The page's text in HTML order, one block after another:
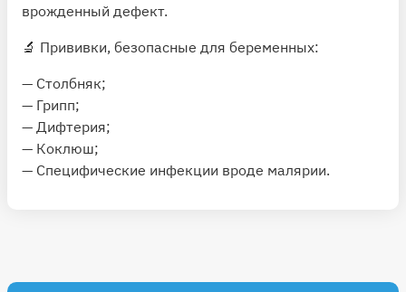
врожденный дефект.
🔬 Прививки, безопасные для беременных:
— Столбняк;
— Грипп;
— Дифтерия;
— Коклюш;
— Специфические инфекции вроде малярии.